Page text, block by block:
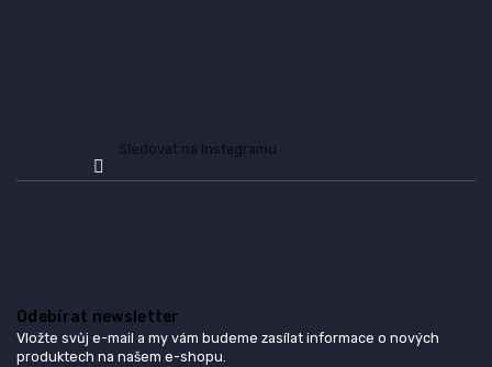
Sledovat na Instagramu
Odebírat newsletter
Vložte svůj e-mail a my vám budeme zasílat informace o nových
produktech na našem e-shopu.